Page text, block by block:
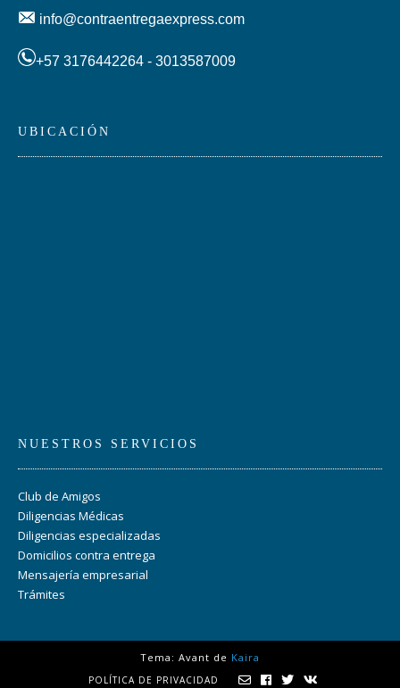
info@contraentregaexpress.com
+57 3176442264 - 3013587009
UBICACIÓN
NUESTROS SERVICIOS
Club de Amigos
Diligencias Médicas
Diligencias especializadas
Domicilios contra entrega
Mensajería empresarial
Trámites
Tema: Avant de Kaira
POLÍTICA DE PRIVACIDAD